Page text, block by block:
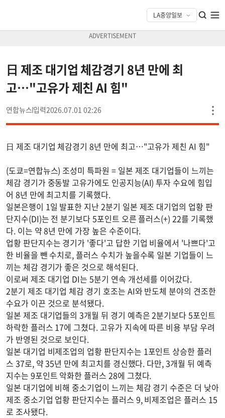
日 제조 대기업 체감경기 8년 만에 최
고…"고유가 제친 AI 힘"
연합뉴스 2026.07.01 02:26
日 제조 대기업 체감경기 8년 만에 최고…"고유가 제친 AI 힘"
(도쿄=연합뉴스) 조성미 특파원 = 일본 제조 대기업들이 느끼는
체감 경기가 중동발 고유가에도 인공지능(AI) 투자 수요에 힘입
어 8년 만에 최고치를 기록했다.
일본은행이 1일 발표한 지난 2분기 일본 제조 대기업의 업황 판
단지수(DI)는 전 분기보다 5포인트 오른 플러스(+) 22를 기록했
다. 이는 약 8년 만에 가장 높은 수준이다.
업황 판단지수는 경기가 '좋다'고 답한 기업 비율에서 '나쁘다'고
한 비율을 뺀 수치로, 플러스 수치가 높을수록 일본 기업들이 느
끼는 체감 경기가 좋은 것으로 해석된다.
이로써 제조 대기업 DI는 5분기 연속 개선세를 이어갔다.
2분기 제조 대기업 체감 경기 호조는 AI와 반도체 분야의 견조한
수요가 이끈 것으로 분석됐다.
일본 제조 대기업들의 3개월 뒤 경기 예측은 2분기보다 5포인트
하락한 플러스 17에 그쳤다. 고유가 지속에 따른 비용 부담 우려
가 반영된 것으로 보인다.
일본 대기업 비제조업의 업황 판단지수는 1포인트 상승한 플러
스 37로, 약 35년 만에 최고치를 경신했다. 다만, 3개월 뒤 예측
지수는 9포인트 악화한 플러스 28에 그쳤다.
일본 대기업에 비해 중소기업이 느끼는 체감 경기 수준은 더 낮아
제조 중소기업 업황 판단지수는 플러스 9, 비제조업은 플러스 15
로 조사됐다.